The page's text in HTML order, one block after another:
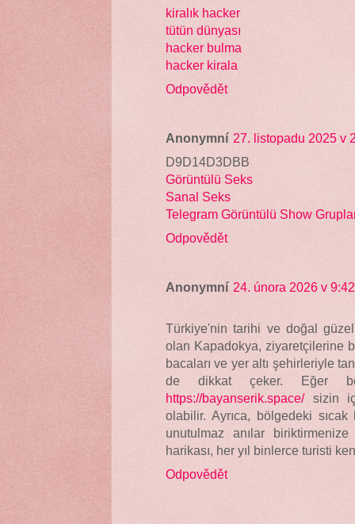
kiralık hacker
tütün dünyası
hacker bulma
hacker kirala
Odpovědět
Anonymní 27. listopadu 2025 v
D9D14D3DBB
Görüntülü Seks
Sanal Seks
Telegram Görüntülü Show
Odpovědět
Anonymní 24. února 2026 v 9:42
Türkiye'nin tarihi ve doğal
olan Kapadokya, ziyaretçilerine
bacaları ve yer altı şehirleriyle
de dikkat çeker. Eğer
https://bayanserik.space/sizin
olabilir. Ayrıca, bölgedeki
unutulmaz anılar
harikası, her yıl binlerce turisti
Odpovědět